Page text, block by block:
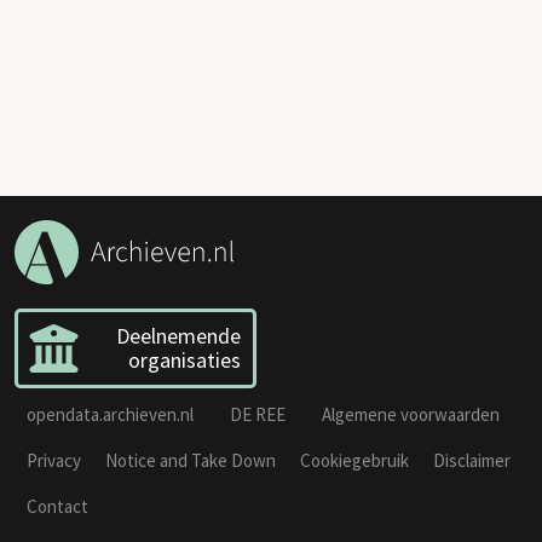
Deelnemende
organisaties
opendata.archieven.nl DE REE
Algemene voorwaarden
Privacy
Notice and Take Down Cookiegebruik
Disclaimer
Contact